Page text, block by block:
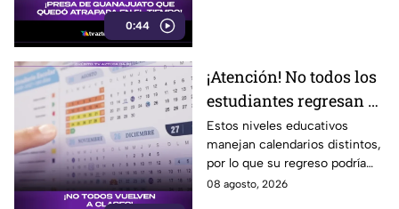
0:44
¡Atención! No todos los
estudiantes regresan a
clases; este es el
calendario escolar
2026-2027; ¿afectará a
Guanajuato?
Estos niveles educativos
manejan calendarios distintos,
por lo que su regreso podría
ser antes o después.
08 agosto, 2026